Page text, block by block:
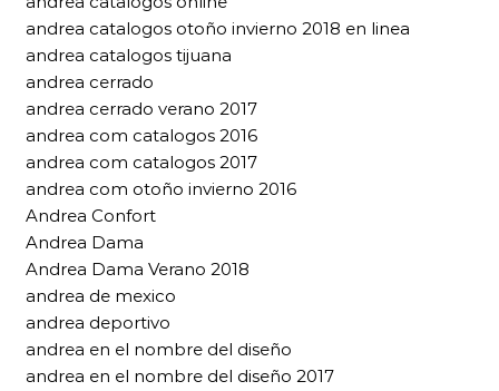
andrea catalogos otoño invierno 2018 en linea
andrea catalogos tijuana
andrea cerrado
andrea cerrado verano 2017
andrea com catalogos 2016
andrea com catalogos 2017
andrea com otoño invierno 2016
Andrea Confort
Andrea Dama
Andrea Dama Verano 2018
andrea de mexico
andrea deportivo
andrea en el nombre del diseño
andrea en el nombre del diseño 2017